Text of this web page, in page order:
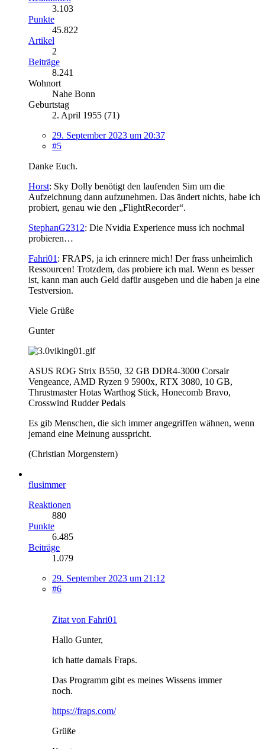
3.103
Punkte
45.822
Artikel
2
Beiträge
8.241
Wohnort
Nahe Bonn
Geburtstag
2. April 1955 (71)
29. September 2023 um 20:37
#5
Danke Euch.
Horst: Sky Dolly benötigt den laufenden Sim um die
Aufzeichnung dann aufzunehmen. Das ändert nichts, habe ich
probiert, genau wie den „FlightRecorder“.
StephanG2312: Die Nvidia Experience muss ich nochmal
probieren…
Fahri01 : FRAPS, ja ich erinnere mich! Der frass unheimlich
Ressourcen! Trotzdem, das probiere ich mal. Wenn es besser
ist, kann man auch Geld dafür ausgeben und die haben ja eine
Testversion.
Viele Grüße
Gunter
ASUS ROG Strix B550, 32 GB DDR4-3000 Corsair
Vengeance, AMD Ryzen 9 5900x, RTX 3080, 10 GB,
Thrustmaster Hotas Warthog Stick, Honecomb Bravo,
Crosswind Rudder Pedals
Es gib Menschen, die sich immer angegriffen wähnen, wenn
jemand eine Meinung ausspricht.
(Christian Morgenstern)
flusimmer
Reaktionen
880
Punkte
6.485
Beiträge
1.079
29. September 2023 um 21:12
#6
Zitat von Fahri01
Hallo Gunter,
ich hatte damals Fraps.
Das Programm gibt es meines Wissens immer
noch.
https://fraps.com/
Grüße